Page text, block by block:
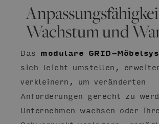
Wachstum und
Das modulare GRID-
sich leicht umstellen,
verkleinern, um veränderten
Anforderungen gerecht zu
Unternehmen wachsen oder